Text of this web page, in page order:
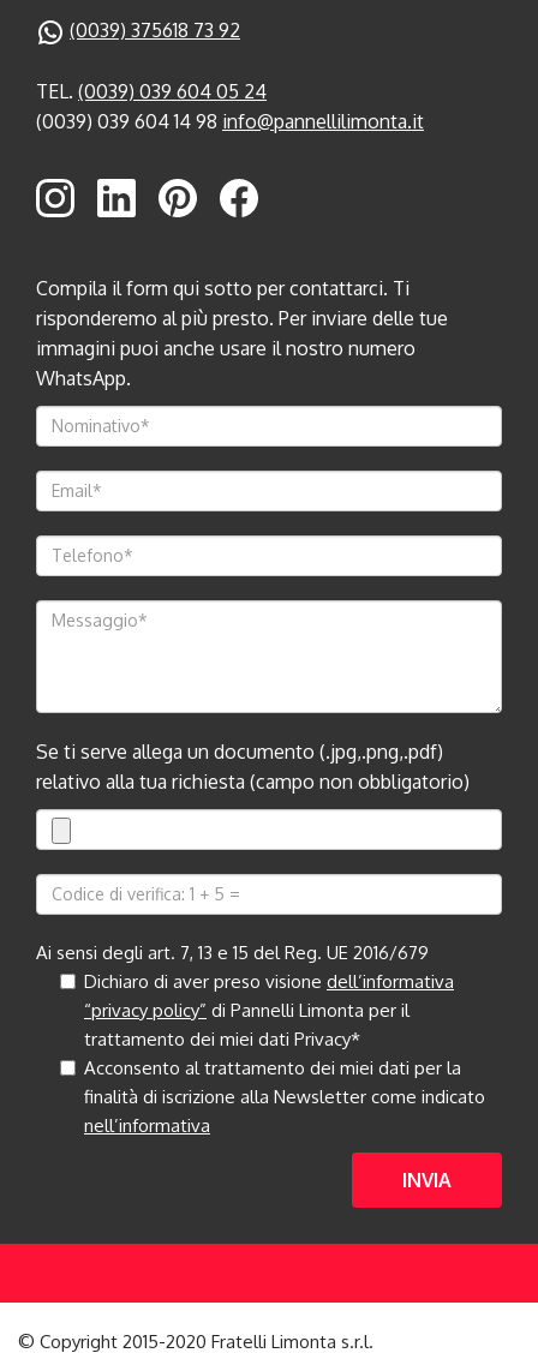
(0039) 375618 73 92
TEL. (0039) 039 604 05 24
(0039) 039 604 14 98 info@pannellilimonta.it
Compila il form qui sotto per contattarci. Ti
risponderemo al più presto. Per inviare delle tue
immagini puoi anche usare il nostro numero
WhatsApp.
Se ti serve allega un documento (.jpg,.png,.pdf)
relativo alla tua richiesta (campo non obbligatorio)
Ai sensi degli art. 7, 13 e 15 del Reg. UE 2016/679
Dichiaro di aver preso visione dell’informativa
“privacy policy” di Pannelli Limonta per il
trattamento dei miei dati Privacy*
Acconsento al trattamento dei miei dati per la
finalità di iscrizione alla Newsletter come indicato
nell’informativa
INVIA
© Copyright 2015-2020 Fratelli Limonta s.r.l.